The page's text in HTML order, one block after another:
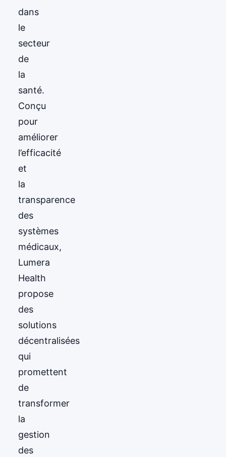
dans
le
secteur
de
la
santé.
Conçu
pour
améliorer
l’efficacité
et
la
transparence
des
systèmes
médicaux,
Lumera
Health
propose
des
solutions
décentralisées
qui
promettent
de
transformer
la
gestion
des